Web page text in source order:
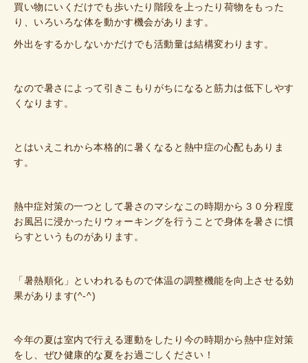
買い物にいくだけでも歩いたり階段を上ったり荷物をもった
り、いろいろな体を動かす機会があります。
外出をするかしないかだけでも活動量は結構変わります。
なので暑さによって引きこもりがちになると筋力は低下しやす
くなります。
とはいえこれから本格的に暑くなると熱中症の心配もありま
す。
熱中症対策の一つとして暑さのマシなこの時期から３０分程度
お風呂に浸かったりウォーキングを行うことで身体を暑さに慣
らすというものがあります。
「暑熱順化」といわれるもので体温の調整機能を向上させる効
果があります(^-^)
今年の夏は室内で行える運動をしたり今の時期から熱中症対策
をし、ぜひ健康的な夏をお過ごしください！